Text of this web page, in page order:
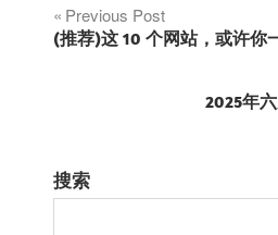
文
航
Previous Post
(推荐)这 10 个网站，或许你
2025年
搜索